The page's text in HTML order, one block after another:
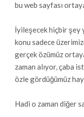
bu web sayfası
İyileşecek hiçbir şey
konu sadece
gerçek özümüz
zaman alıyor, çaba
özle gördüğümüz
Hadi o zaman diğer